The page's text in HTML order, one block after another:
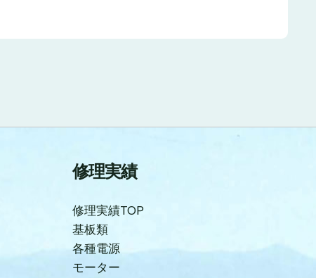
修理実績
修理実績TOP
基板類
各種電源
モーター